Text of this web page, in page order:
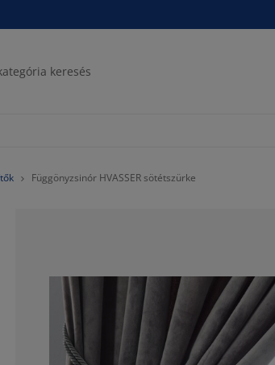
Függönyzsinór HVASSER sötétszürke